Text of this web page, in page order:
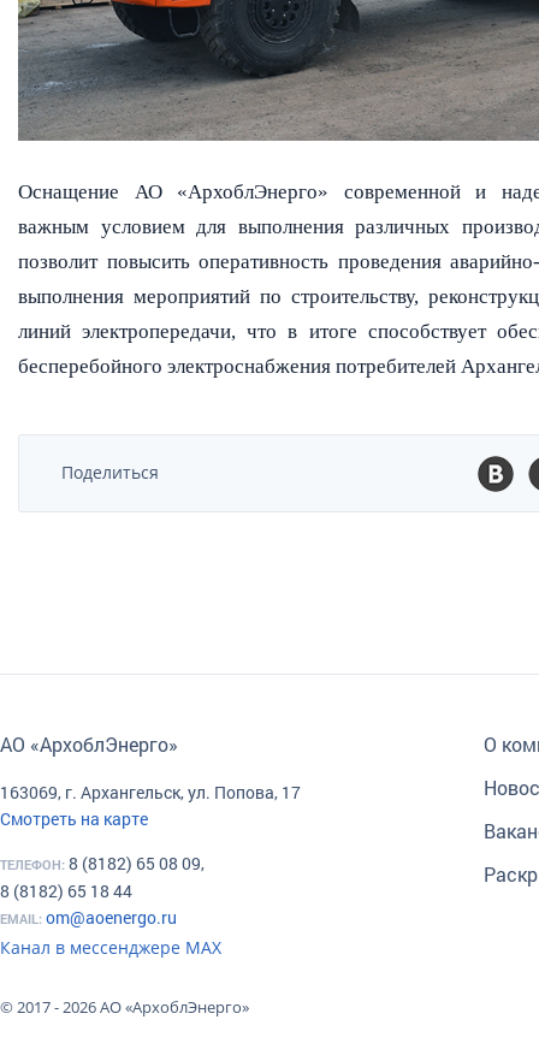
Оснащение АО «АрхоблЭнерго» современной и
важным условием для выполнения различных
позволит повысить оперативность проведения
выполнения мероприятий по строительству,
линий электропередачи, что в итоге способствует
бесперебойного электроснабжения потребителей
Поделиться
АО «АрхоблЭнерго»
163069, г. Архангельск, ул. Попова, 17
Смотреть на карте
ТЕЛЕФОН: 8 (8182) 65 08 09,
8 (8182) 65 18 44
EMAIL: om@aoenergo.ru
О
© 2017 - 2026 АО «АрхоблЭнерго»
Канал в мессенджере МАХ